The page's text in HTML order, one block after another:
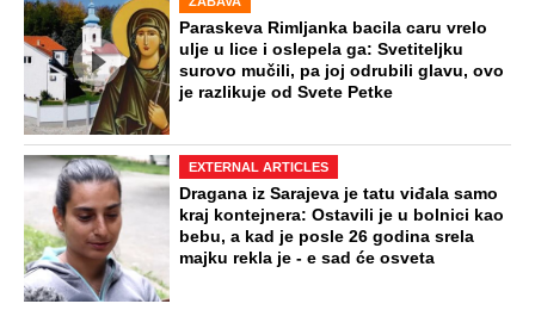
Paraskeva Rimljanka bacila caru vrelo
ulje u lice i oslepela ga: Svetiteljku
surovo mučili, pa joj odrubili glavu, ovo
je razlikuje od Svete Petke
EXTERNAL ARTICLES
Dragana iz Sarajeva je tatu viđala samo
kraj kontejnera: Ostavili je u bolnici kao
bebu, a kad je posle 26 godina srela
majku rekla je - e sad će osveta